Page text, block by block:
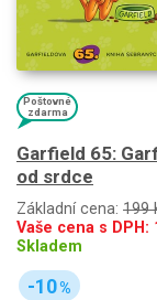
Poštovné
zdarma
Garfield 65:
od srdce
Základní cena: 199
Vaše cena s DPH:
Skladem
-10%